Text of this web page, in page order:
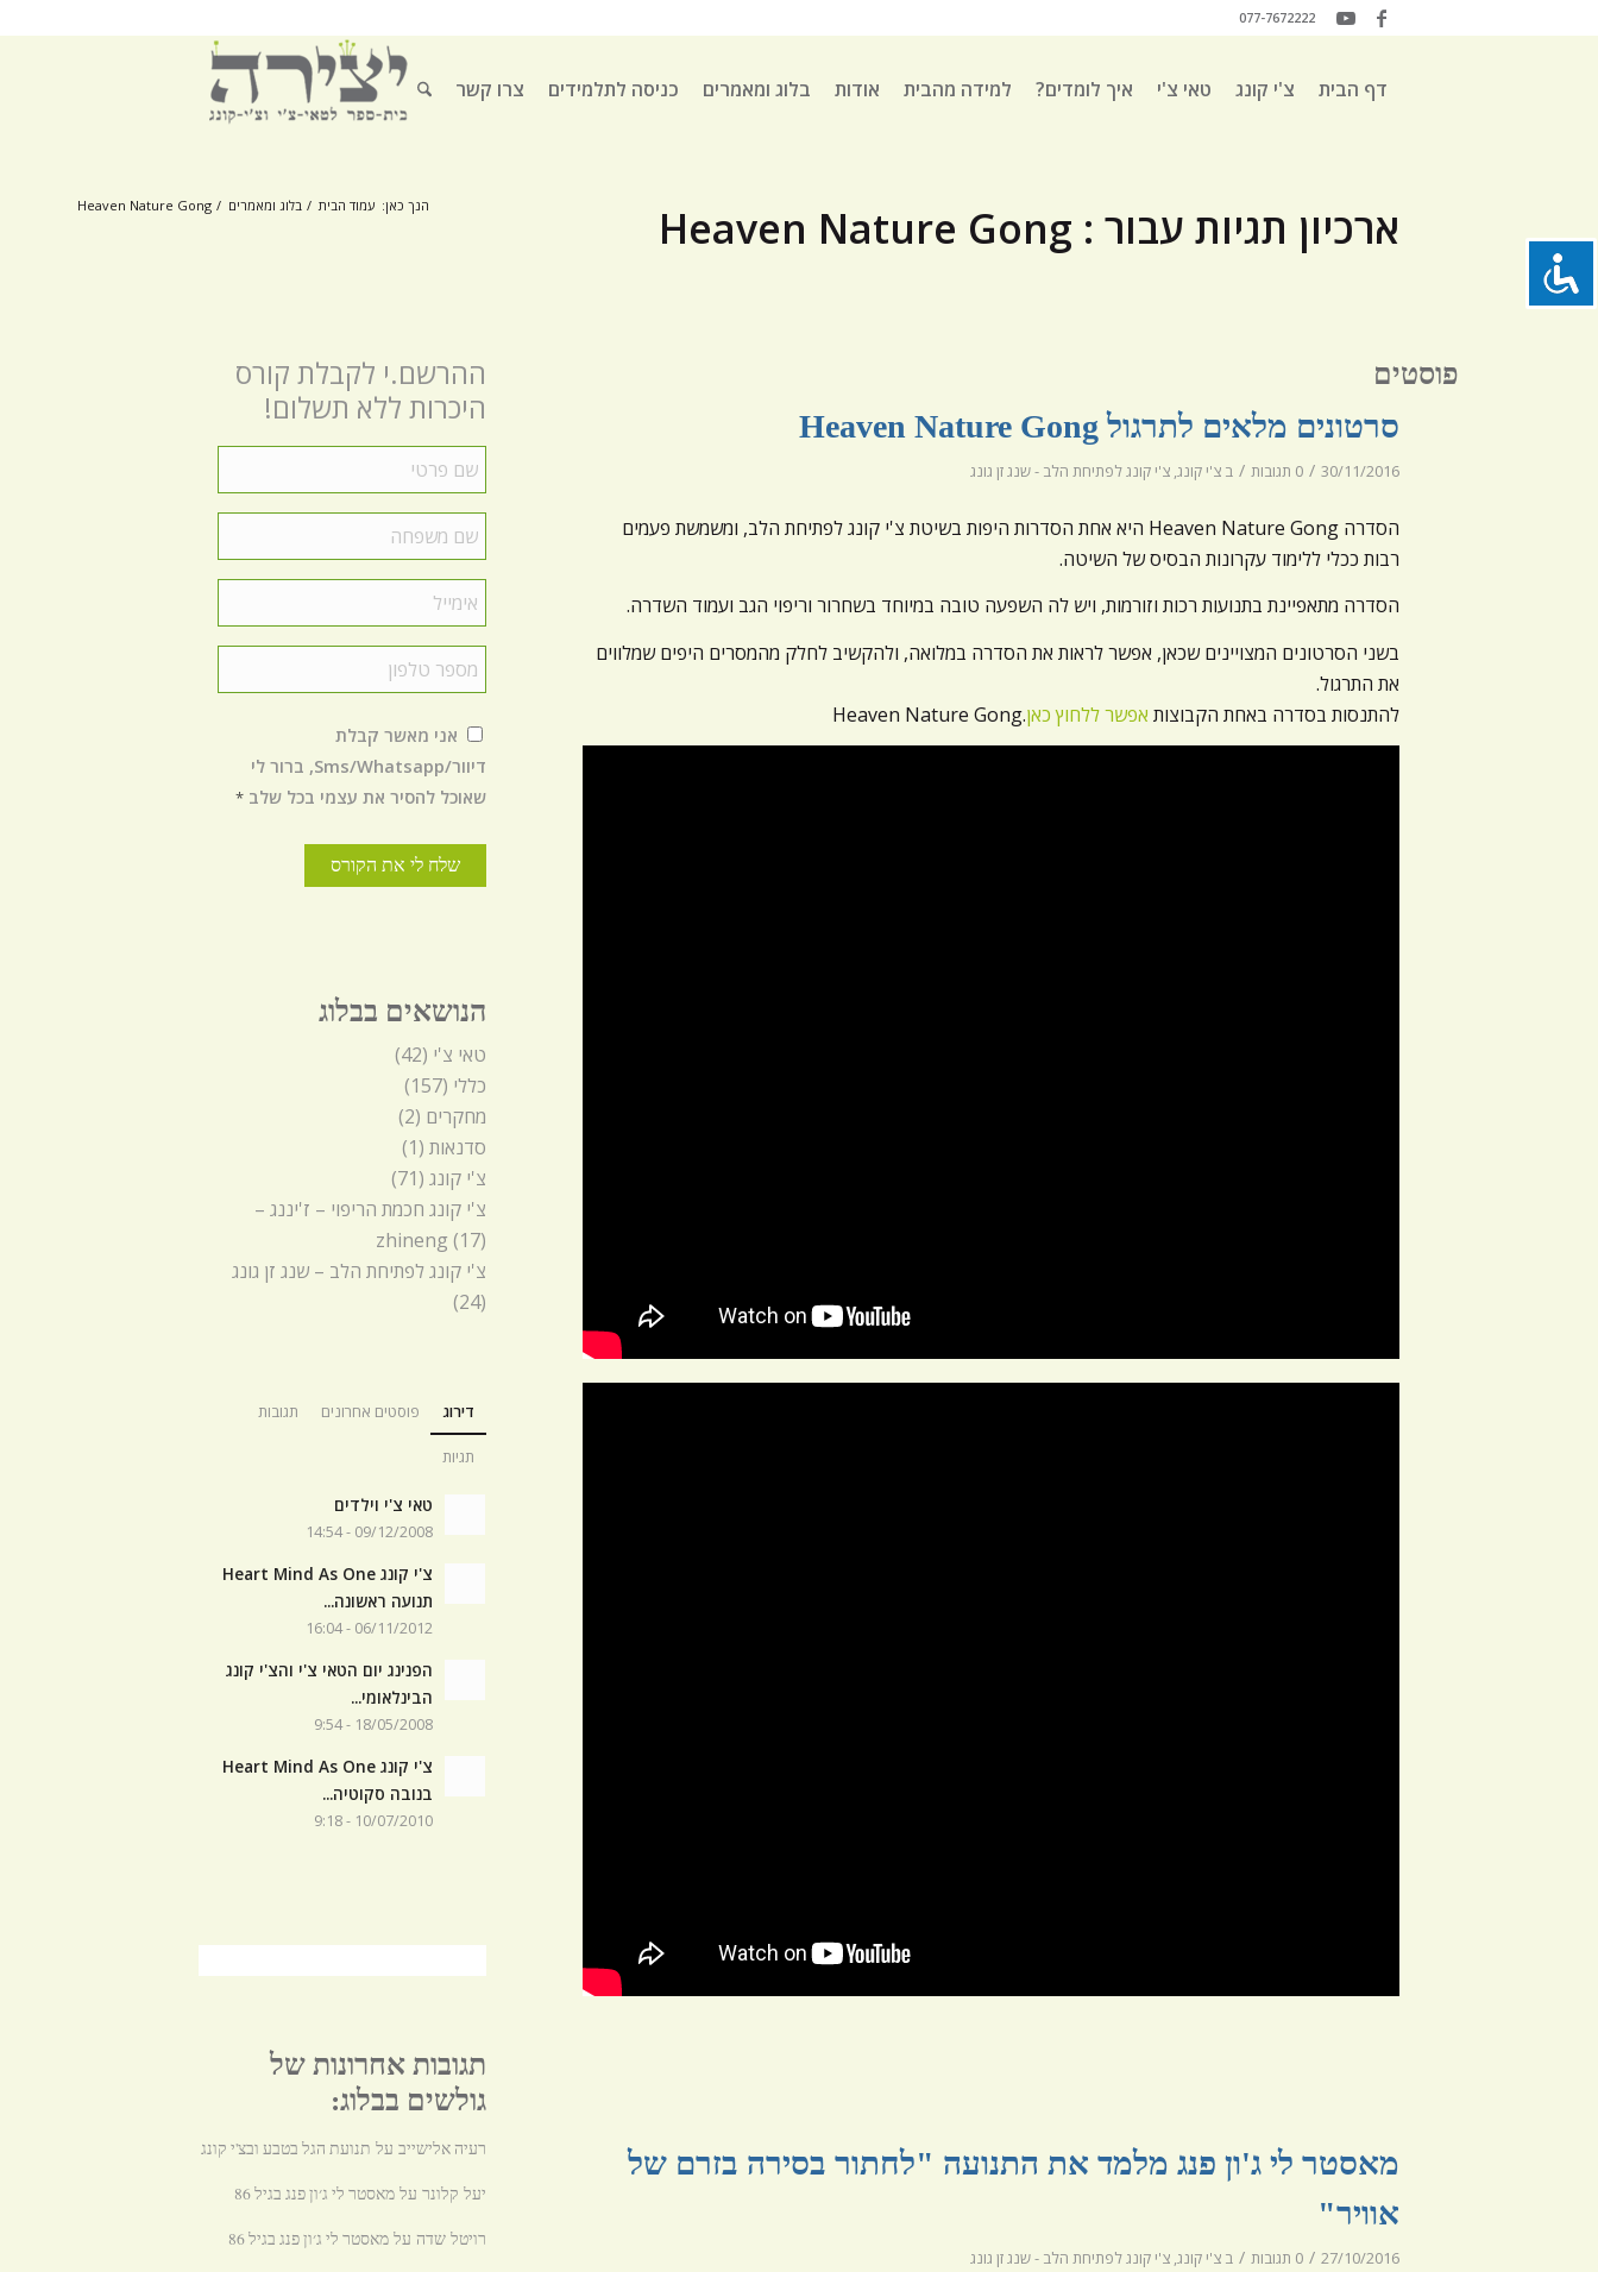
077-7672222
דף הבית צ'י קונג טאי צ'י איך לומדים? למידה מהבית אודות בלוג ומאמרים כניסה לתלמידים צרו קשר
ארכיון תגיות עבור : Heaven Nature Gong הנך כאן: עמוד הבית / בלוג ומאמרים /
Heaven Nature Gong
פוסטים
סרטונים מלאים לתרגול Heaven Nature Gong
30/11/2016
/ 0 תגובות / ב צ'י קונג, צ'י קונג לפתיחת הלב - שנג זן גונג
הסדרה Heaven Nature Gong היא אחת הסדרות היפות בשיטת צ'י קונג לפתיחת הלב, ומשמשת פעמים
רבות ככלי ללימוד עקרונות הבסיס של השיטה.
הסדרה מתאפיינת בתנועות רכות וזורמות, ויש לה השפעה טובה במיוחד בשחרור וריפוי הגב ועמוד השדרה.
בשני הסרטונים המצויינים שכאן, אפשר לראות את הסדרה במלואה, ולהקשיב לחלק מהמסרים היפים שמלווים
את התרגול.
להתנסות בסדרה באחת הקבוצות אפשר ללחוץ כאן.Heaven Nature Gong
מאסטר לי ג'ון פנג מלמד את התנועה "לחתור בסירה בזרם של
אוויר"
27/10/2016
/ 0 תגובות / ב צ'י קונג צ'י קונג לפתיחת הלב - שנג זן גונג
ההרשם.י לקבלת קורס
היכרות ללא תשלום!
פרטי
*
משפחה *
הסכמהאני מאשר קבלת
דיוור/Sms/Whatsapp, ברור לי
שאוכל להסיר את עצמי בכל שלב *
הנושאים בבלוג
טאי צ'י (42)
כללי (157)
מחקרים (2)
סדנאות (1)
צ'י קונג (71)
צ'י קונג חכמת הריפוי – ז'יננג –
zhineng (17)
צ'י קונג לפתיחת הלב – שנג זן גונג
(24)
דירוג פוסטים אחרונים תגובות
תגיות
טאי צ'י וילדים
09/12/2008 - 14:54
צ'י קונג Heart Mind As One
תנועה ראשונה...
06/11/2012 - 16:04
הפנינג יום הטאי צ'י והצ'י קונג
הבינלאומי...
18/05/2008 - 9:54
צ'י קונג Heart Mind As One
בנובה סקוטיה...
10/07/2010 - 9:18
תגובות אחרונות של
גולשים בבלוג:
רעיה אלישייב על תנועת הגל בטבע ובצ'י קונג
יעל קלונר עלמאסטר לי ג׳ון פנג בגיל 86
רויטל שדה עלמאסטר לי ג׳ון פנג בגיל 86